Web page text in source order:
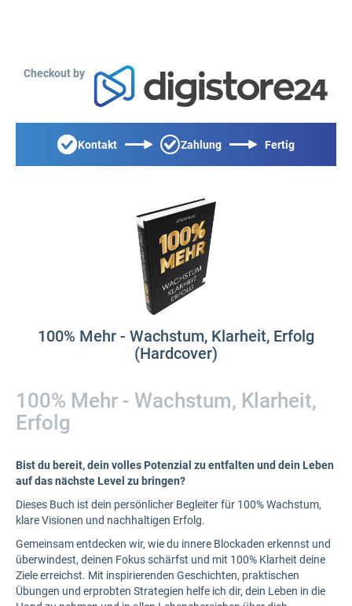
Checkout by
Kontakt Zahlung Fertig
100% Mehr - Wachstum, Klarheit, Erfolg
(Hardcover)
100% Mehr - Wachstum, Klarheit,
Erfolg
Bist du bereit, dein volles Potenzial zu entfalten und dein Leben
auf das nächste Level zu bringen?
Dieses Buch ist dein persönlicher Begleiter für 100% Wachstum,
klare Visionen und nachhaltigen Erfolg.
Gemeinsam entdecken wir, wie du innere Blockaden erkennst und
überwindest, deinen Fokus schärfst und mit 100% Klarheit deine
Ziele erreichst. Mit inspirierenden Geschichten, praktischen
Übungen und erprobten Strategien helfe ich dir, dein Leben in die